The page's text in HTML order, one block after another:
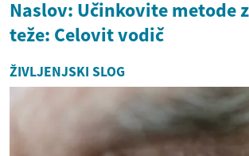
Naslov: Učinkovite metode
teže: Celovit vodič
ŽIVLJENJSKI SLOG